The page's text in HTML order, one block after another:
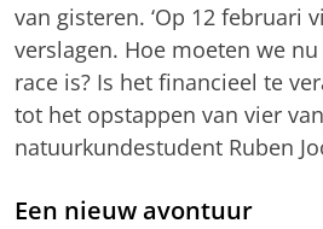
van gisteren. ‘Op 12 februari
verslagen. Hoe moeten we
race is? Is het financieel te
tot het opstappen van vier
natuurkundestudent Ruben
Een nieuw avontuur